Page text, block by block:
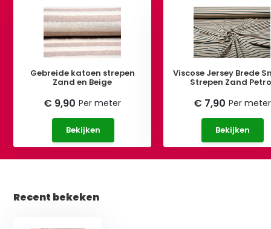
Gebreide katoen strepen
Zand en Beige
€ 9,90 Per meter
Bekijken
Viscose Jersey Brede
Strepen Zand
€ 7,90 Per meter
Bekijken
Recent bekeken